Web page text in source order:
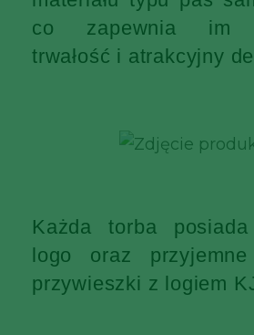
co zapewnia im
trwałość i atrakcyjny
Każda torba posiada
logo oraz
przywieszki z logiem